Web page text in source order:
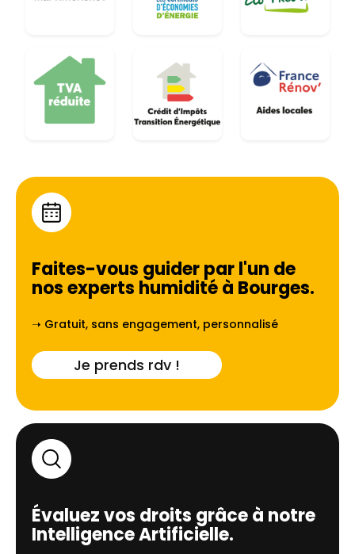
Faites-vous guider par l'un de
nos experts humidité à Bourges.
➝ Gratuit, sans engagement, personnalisé
Je prends rdv !
Évaluez vos droits grâce à notre
Intelligence Artificielle.